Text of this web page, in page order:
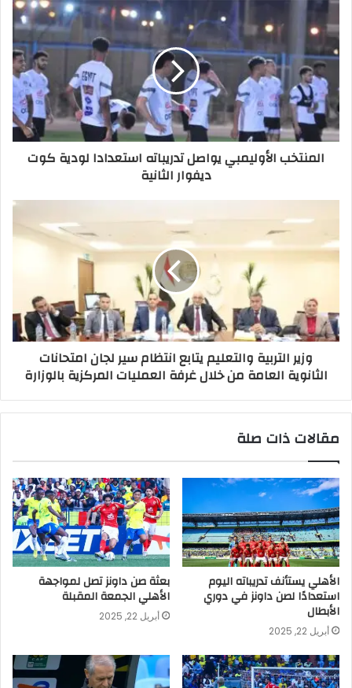
المنتخب الأوليمبي يواصل تدريباته استعدادا لودية كوت
ديفوار الثانية
وزير التربية والتعليم يتابع انتظام سير لجان امتحانات
الثانوية العامة من خلال غرفة العمليات المركزية بالوزارة
مقالات ذات صلة
الأهلي يستأنف تدريباته اليوم
استعدادًا لصن داونز في دوري
الأبطال
أبريل 22, 2025
بعثة صن داونز تصل لمواجهة
الأهلي الجمعة المقبلة
أبريل 22, 2025